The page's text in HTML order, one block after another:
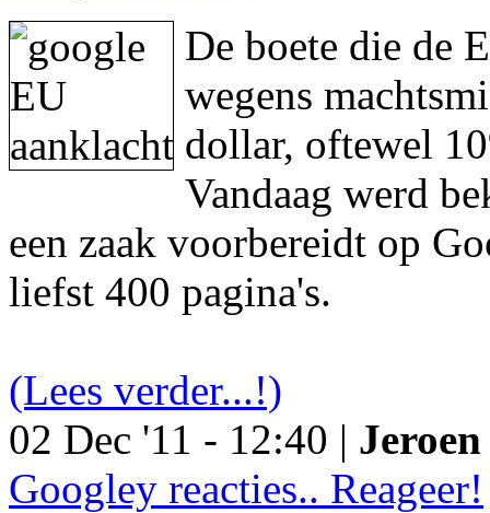
De boete die de
wegens
dollar, oftewel
Vandaag werd
een zaak voorbereidt op
liefst 400 pagina's.
(Lees verder...!)
02 Dec '11 - 12:40 |
Googley reacties.. Reageer!